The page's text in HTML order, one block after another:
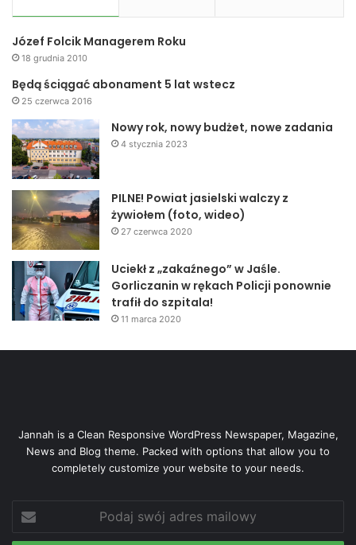
Józef Folcik Managerem Roku
18 grudnia 2010
Będą ściągać abonament 5 lat wstecz
25 czerwca 2016
Nowy rok, nowy budżet, nowe zadania
4 stycznia 2023
PILNE! Powiat jasielski walczy z
żywiołem (foto, wideo)
27 czerwca 2020
Uciekł z „zakaźnego” w Jaśle.
Gorliczanin w rękach Policji ponownie
trafił do szpitala!
11 marca 2020
Jannah is a Clean Responsive WordPress Newspaper, Magazine,
News and Blog theme. Packed with options that allow you to
completely customize your website to your needs.
swój
adres